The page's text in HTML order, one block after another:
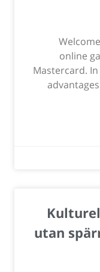
online
Mastercard.
utan